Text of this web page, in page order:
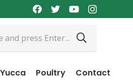
Yucca Poultry Contact